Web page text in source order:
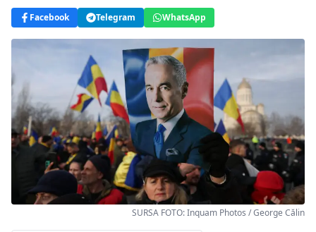
Facebook Telegram WhatsApp
SURSA FOTO: Inquam Photos / George Călin